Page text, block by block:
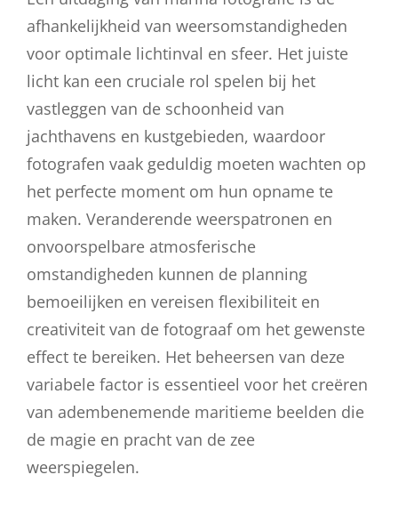
afhankelijkheid van weersomstandigheden
voor optimale lichtinval en sfeer. Het juiste
licht kan een cruciale rol spelen bij het
vastleggen van de schoonheid van
jachthavens en kustgebieden, waardoor
fotografen vaak geduldig moeten wachten op
het perfecte moment om hun opname te
maken. Veranderende weerspatronen en
onvoorspelbare atmosferische
omstandigheden kunnen de planning
bemoeilijken en vereisen flexibiliteit en
creativiteit van de fotograaf om het gewenste
effect te bereiken. Het beheersen van deze
variabele factor is essentieel voor het creëren
van adembenemende maritieme beelden die
de magie en pracht van de zee
weerspiegelen.